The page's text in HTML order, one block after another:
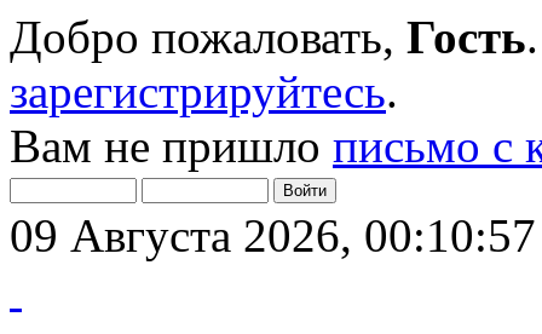
Добро пожаловать, Гость
зарегистрируйтесь.
Вам не пришло письмо с
09 Августа 2026, 00:10:57